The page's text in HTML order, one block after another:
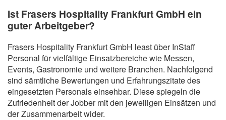
Ist Frasers Hospitality Frankfurt GmbH ein
guter Arbeitgeber?
Frasers Hospitality Frankfurt GmbH least über InStaff
Personal für vielfältige Einsatzbereiche wie Messen,
Events, Gastronomie und weitere Branchen. Nachfolgend
sind sämtliche Bewertungen und Erfahrungszitate des
eingesetzten Personals einsehbar. Diese spiegeln die
Zufriedenheit der Jobber mit den jeweiligen Einsätzen und
der Zusammenarbeit wider.